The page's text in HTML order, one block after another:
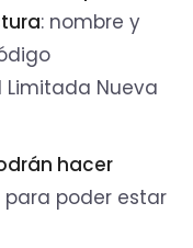
: nombre y
Nueva
hacer
para poder estar